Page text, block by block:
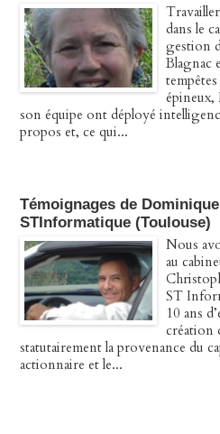
dans le
gestion
Blagnac
épineux,
son équipe ont déployé
propos et, ce qui...
Témoignages de
STInformatique (Toulouse)
Nous
au
ST
10 ans
création
statutairement la provenance du
actionnaire et le...